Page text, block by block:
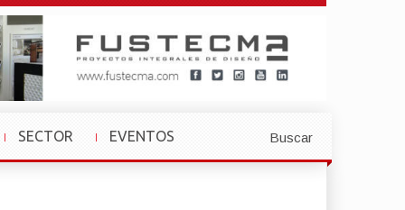
SECTOR
»
EVENTOS
»
Buscar